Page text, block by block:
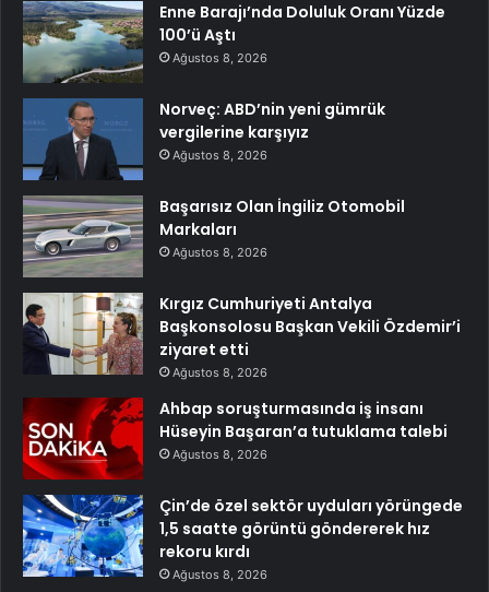
Enne Barajı’nda Doluluk Oranı Yüzde
100’ü Aştı
Ağustos 8, 2026
Norveç: ABD’nin yeni gümrük
vergilerine karşıyız
Ağustos 8, 2026
Başarısız Olan İngiliz Otomobil
Markaları
Ağustos 8, 2026
Kırgız Cumhuriyeti Antalya
Başkonsolosu Başkan Vekili Özdemir’i
ziyaret etti
Ağustos 8, 2026
Ahbap soruşturmasında iş insanı
Hüseyin Başaran’a tutuklama talebi
Ağustos 8, 2026
Çin’de özel sektör uyduları yörüngede
1,5 saatte görüntü göndererek hız
rekoru kırdı
Ağustos 8, 2026